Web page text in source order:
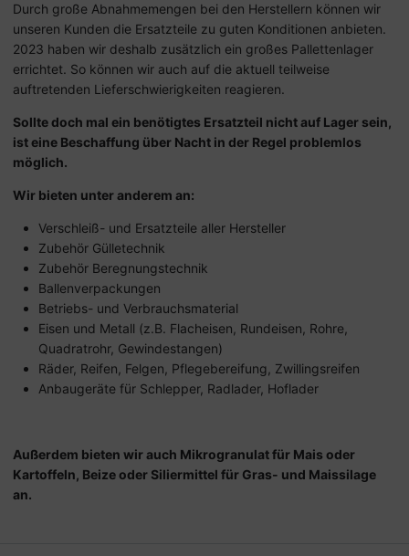
Durch große Abnahmemengen bei den Herstellern können wir
unseren Kunden die Ersatzteile zu guten Konditionen anbieten.
2023 haben wir deshalb zusätzlich ein großes Pallettenlager
errichtet. So können wir auch auf die aktuell teilweise
auftretenden Lieferschwierigkeiten reagieren.
Sollte doch mal ein benötigtes Ersatzteil nicht auf Lager sein,
ist eine Beschaffung über Nacht in der Regel problemlos
möglich.
Wir bieten unter anderem an:
Verschleiß- und Ersatzteile aller Hersteller
Zubehör Gülletechnik
Zubehör Beregnungstechnik
Ballenverpackungen
Betriebs- und Verbrauchsmaterial
Eisen und Metall (z.B. Flacheisen, Rundeisen, Rohre,
Quadratrohr, Gewindestangen)
Räder, Reifen, Felgen, Pflegebereifung, Zwillingsreifen
Anbaugeräte für Schlepper, Radlader, Hoflader
Außerdem bieten wir auch Mikrogranulat für Mais oder
Kartoffeln, Beize oder Siliermittel für Gras- und Maissilage
an.